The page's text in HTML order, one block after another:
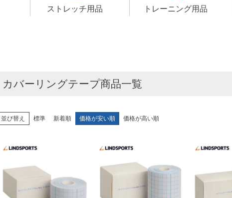
ストレッチ用品 トレーニング用品
カバーリングテープ商品一覧
並び替え 標準 新着順 価格が安い順 価格が高い順